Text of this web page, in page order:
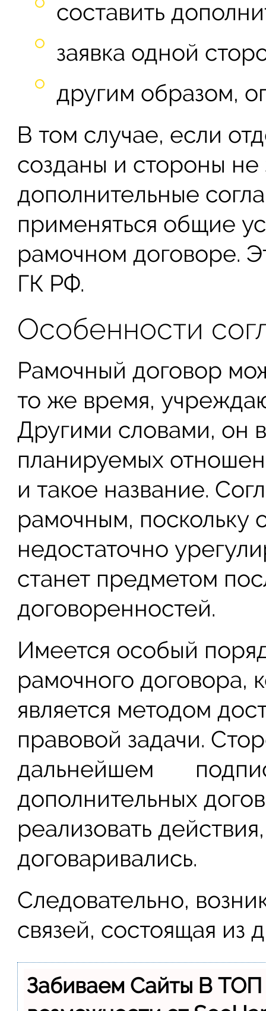
составить
заявка одной
другим образом,
В том случае, если
созданы и стороны не
дополнительные
применяться общие
рамочном договоре.
ГК РФ.
Особенности
Рамочный договор
то же время,
Другими словами, он
планируемых
и такое название.
рамочным, поскольку
недостаточно
станет предметом
договоренностей.
Имеется особый
рамочного договора,
является методом
правовой задачи.
дальнейшем
дополнительных
реализовать
договаривались.
Следовательно,
связей, состоящая из
Забиваем Сайты В